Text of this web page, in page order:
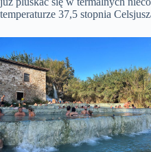
temperaturze 37,5 stopnia